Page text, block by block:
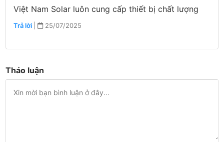
Việt Nam Solar luôn cung cấp thiết bị chất lượng
Trả lời | 25/07/2025
Thảo luận